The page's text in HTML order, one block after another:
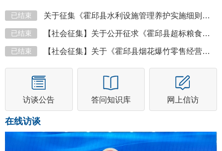
已结束 关于征集《霍邱县水利设施管理养护实施细则》的征求意见稿
已结束 【社会征集】关于公开征求《霍邱县超标粮食收购处置管理办...
已结束 【社会征集】关于《霍邱县烟花爆竹零售经营布点规划 （送...
访谈公告 答问知识库 网上信访
在线访谈